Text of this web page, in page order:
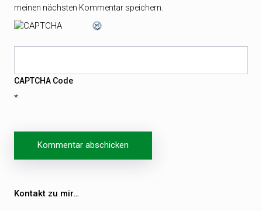
meinen nächsten Kommentar speichern.
CAPTCHA Code
*
Beitragsnavigation
Kontakt zu mir…